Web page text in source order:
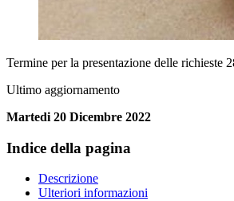
Termine per la presentazione delle richieste
Ultimo aggiornamento
Martedi 20 Dicembre 2022
Indice della pagina
Descrizione
Ulteriori informazioni